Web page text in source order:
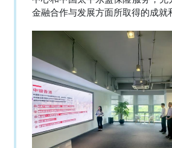
金融合作与发展方面所取得的成就